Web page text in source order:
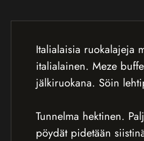
menussa, mutta ei
Meze buffet alku ja
Söin lehtipihvin.
Paljon henkilökuntaa,
siistinä ja salipäällikkö